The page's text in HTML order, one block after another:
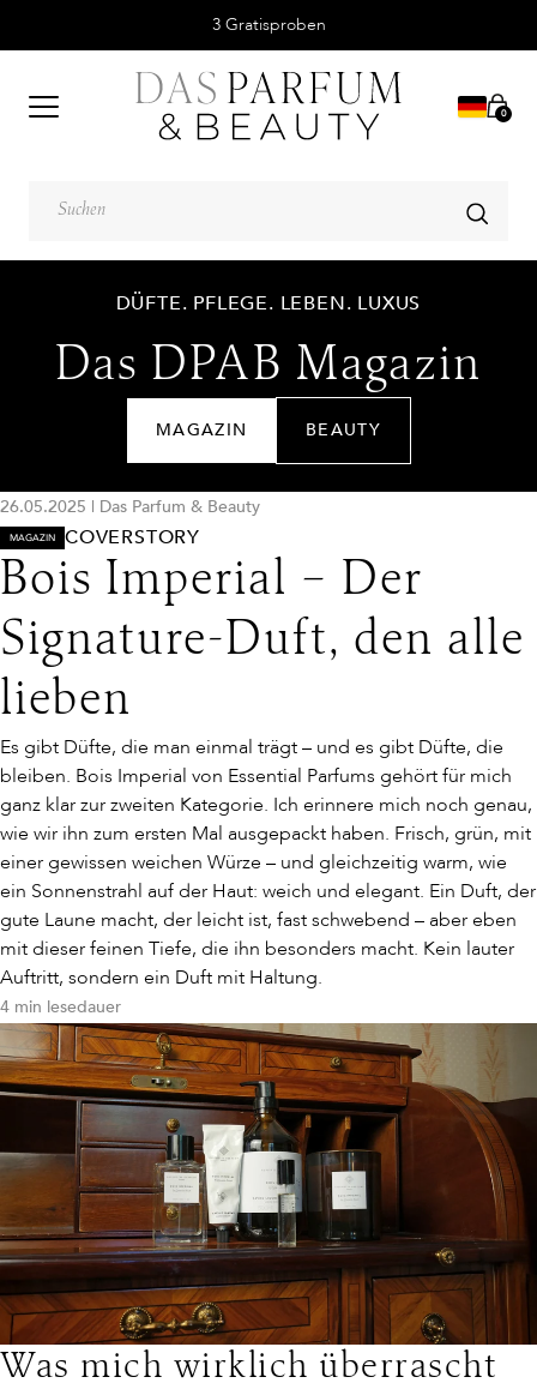
3 Gratisproben
0
DÜFTE. PFLEGE. LEBEN. LUXUS
Das DPAB Magazin
MAGAZIN BEAUTY
26.05.2025 | Das Parfum & Beauty
MAGAZIN COVERSTORY
Bois Imperial – Der
Signature-Duft, den alle
lieben
Es gibt Düfte, die man einmal trägt – und es gibt Düfte, die
bleiben. Bois Imperial von Essential Parfums gehört für mich
ganz klar zur zweiten Kategorie. Ich erinnere mich noch genau,
wie wir ihn zum ersten Mal ausgepackt haben. Frisch, grün, mit
einer gewissen weichen Würze – und gleichzeitig warm, wie
ein Sonnenstrahl auf der Haut: weich und elegant. Ein Duft, der
gute Laune macht, der leicht ist, fast schwebend – aber eben
mit dieser feinen Tiefe, die ihn besonders macht. Kein lauter
Auftritt, sondern ein Duft mit Haltung.
4 min lesedauer
Was mich wirklich überrascht